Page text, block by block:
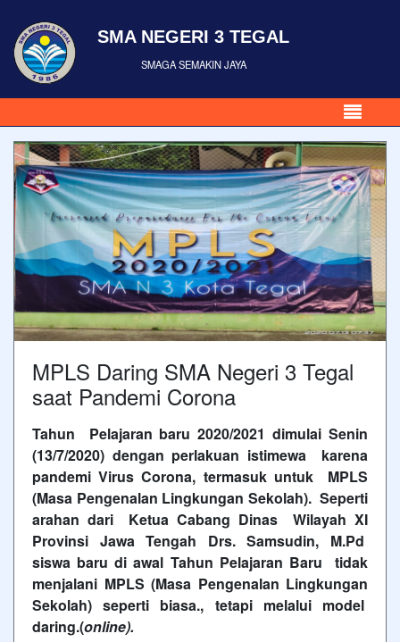
SMA NEGERI 3 TEGAL
SMAGA SEMAKIN JAYA
MPLS Daring SMA Negeri 3 Tegal
saat Pandemi Corona
Tahun Pelajaran baru 2020/2021 dimulai Senin
(13/7/2020) dengan perlakuan istimewa karena
pandemi Virus Corona, termasuk untuk MPLS
(Masa Pengenalan Lingkungan Sekolah). Seperti
arahan dari Ketua Cabang Dinas Wilayah XI
Provinsi Jawa Tengah Drs. Samsudin, M.Pd
siswa baru di awal Tahun Pelajaran Baru tidak
menjalani MPLS (Masa Pengenalan Lingkungan
Sekolah) seperti biasa., tetapi melalui model
daring.(online).